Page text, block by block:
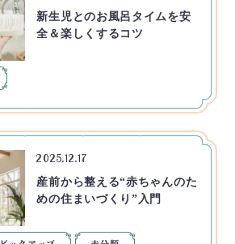
新生児とのお風呂タイムを安
全＆楽しくするコツ
2025.12.17
産前から整える“赤ちゃんのた
めの住まいづくり”入門